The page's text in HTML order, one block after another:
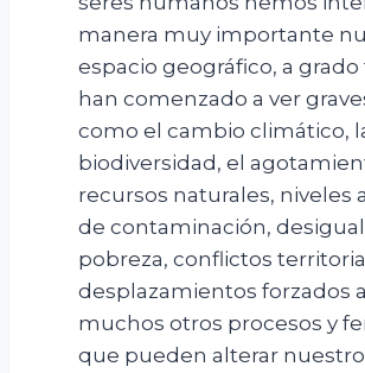
manera muy importante
espacio geográfico, a grado
han comenzado a ver
como el cambio climático,
biodiversidad, el
recursos naturales, niveles
de contaminación,
pobreza, conflictos
desplazamientos forzados
muchos otros procesos y
que pueden alterar